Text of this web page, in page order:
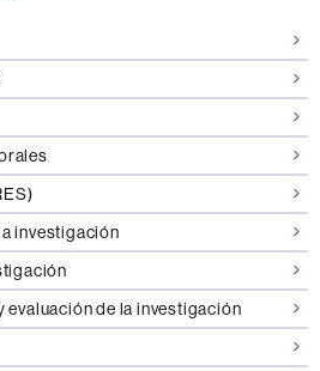
investigación
de la investigación